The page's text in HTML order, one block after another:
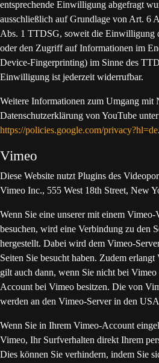
entsprechende Einwilligung abgefragt
ausschließlich auf Grundlage von Art. 6
Abs. 1 TTDSG, soweit die Einwilligung
oder den Zugriff auf Informationen im
Device-Fingerprinting) im Sinne des
Einwilligung ist jederzeit widerrufbar.
Weitere Informationen zum Umgang mit
Datenschutzerklärung von YouTube
https://policies.google.com/privacy?hl=de.
Vimeo
Diese Website nutzt Plugins des
Vimeo Inc., 555 West 18th Street, New
Wenn Sie eine unserer mit einem Vimeo-
besuchen, wird eine Verbindung zu den
hergestellt. Dabei wird dem Vimeo-
Seiten Sie besucht haben. Zudem
gilt auch dann, wenn Sie nicht bei
Account bei Vimeo besitzen. Die von
werden an den Vimeo-Server in den
Wenn Sie in Ihrem Vimeo-Account
Vimeo, Ihr Surfverhalten direkt Ihrem
Dies können Sie verhindern, indem Sie